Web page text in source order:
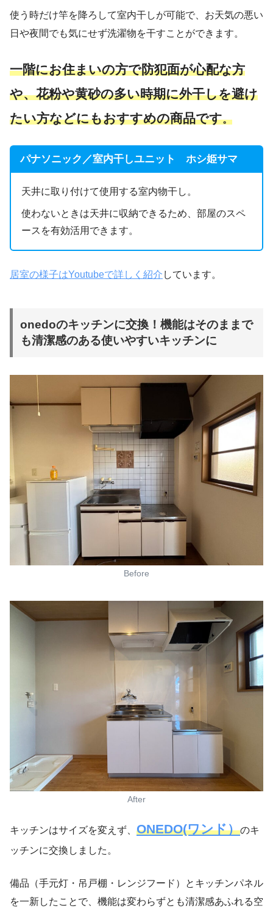
使う時だけ竿を降ろして室内干しが可能で、お天気の悪い
日や夜間でも気にせず洗濯物を干すことができます。
一階にお住まいの方で防犯面が心配な方
や、花粉や黄砂の多い時期に外干しを避け
たい方などにもおすすめの商品です。
パナソニック／室内干しユニット ホシ姫サマ
天井に取り付けて使用する室内物干し。
使わないときは天井に収納できるため、部屋のスペ
ースを有効活用できます。
居室の様子はYoutubeで詳しく紹介 しています。
onedoのキッチンに交換！機能はそのままで
も清潔感のある使いやすいキッチンに
Before
After
キッチンはサイズを変えず、 ONEDO(ワンド）のキ
ッチンに交換しました。
備品（手元灯・吊戸棚・レンジフード）とキッチンパネル
を一新したことで、機能は変わらずとも清潔感あふれる空